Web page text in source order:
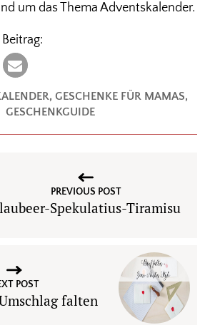
um das Thema Adventskalender.
, GESCHENKE FÜR MAMAS,
GESCHENKGUIDE
PREVIOUS POST
Spekulatius-Tiramisu
POST
falten